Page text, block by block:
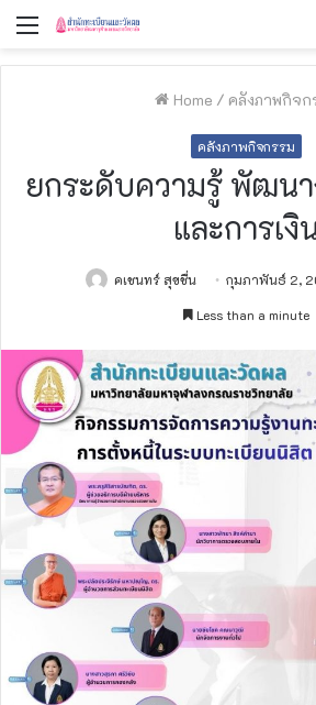
Menu
Home / คลังภาพกิจก
คลังภาพกิจกรรม
ยกระดับความรู้ พัฒนา
และการเงิ
คเชนทร์ สุขชื่น กุมภาพันธ์ 2,
Less than a minute